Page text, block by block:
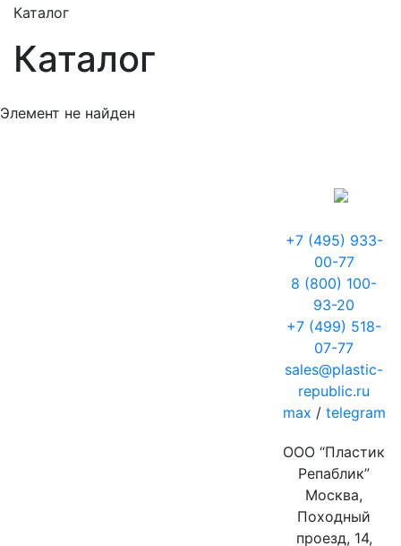
Каталог
Каталог
Элемент не найден
+7 (495) 933-
00-77
8 (800) 100-
93-20
+7 (499) 518-
07-77
sales@plastic-
republic.ru
max / telegram
ООО “Пластик
Репаблик”
Москва,
Походный
проезд, 14,